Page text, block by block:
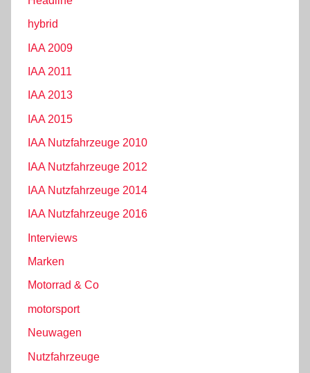
hybrid
IAA 2009
IAA 2011
IAA 2013
IAA 2015
IAA Nutzfahrzeuge 2010
IAA Nutzfahrzeuge 2012
IAA Nutzfahrzeuge 2014
IAA Nutzfahrzeuge 2016
Interviews
Marken
Motorrad & Co
motorsport
Neuwagen
Nutzfahrzeuge